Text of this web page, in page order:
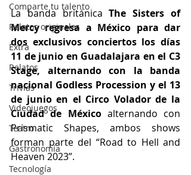
Comparte tu talento
Relatos originales
Extra
Relatos
Trivias
Videojuegos
Teatro
Gastronomía
Tecnología
La banda británica The Sisters of
Mercy regresa a México para dar
dos exclusivos conciertos los días
11 de junio en Guadalajara en el C3
Stage, alternando con la banda
nacional Godless Procession y el 13
de junio en el Circo Volador de la
Ciudad de México alternando con
Prismatic Shapes, ambos shows
forman parte del “Road to Hell and
Heaven 2023”.